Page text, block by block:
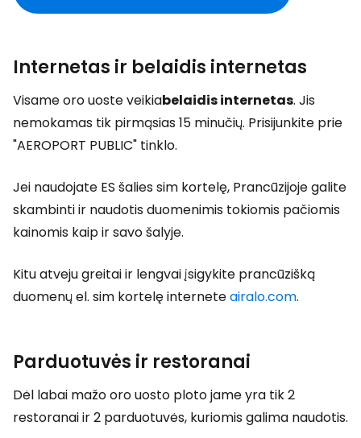
Internetas ir belaidis internetas
Visame oro uoste veikiabelaidis internetas. Jis
nemokamas tik pirmąsias 15 minučių. Prisijunkite prie
"AEROPORT PUBLIC" tinklo.
Jei naudojate ES šalies sim kortelę, Prancūzijoje galite
skambinti ir naudotis duomenimis tokiomis pačiomis
kainomis kaip ir savo šalyje.
Kitu atveju greitai ir lengvai įsigykite prancūzišką
duomenų el. sim kortelę interneteairalo.com.
Parduotuvės ir restoranai
Dėl labai mažo oro uosto ploto jame yra tik 2
restoranai ir 2 parduotuvės, kuriomis galima naudotis.